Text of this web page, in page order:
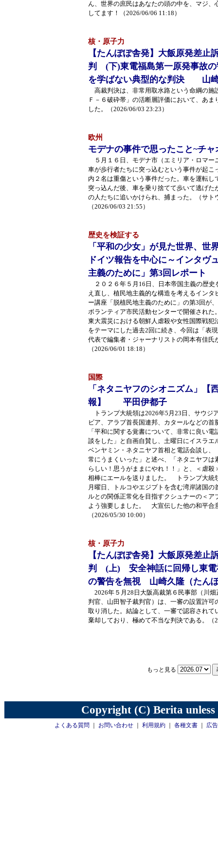
ん、世界の庶民はあなたの頭の中を、マジ、
してます！（2026/06/06 11:18）
核・原子力
【たんぽぽ舎発】大飯原発差止
判 (下)東電福島第一原発事故
を学ばない典型的な判決 山
高裁判決は、非常用取水路という命綱の施
Ｆ－６破砕帯」の活断層評価において、あ
した。（2026/06/03 23:23）
欧州
モデナの事件で思ったこと~チ
５月１６日、モデナ市（エミリア・ロマー
車が歩行者たちに突っ込むという事件が起こ
内２名は重傷という事件だった。車を運転し
突っ込んだ後、車を乗り捨てて歩いて逃げた
の人たちに追いかけられ、捕まった。（サト
（2026/06/03 21:55）
歴史を検証する
「平和の少女」が見た世界、世
ドイツ報告を中心に～インタヴ
主義のために」第3回レポート
２０２６年５月16日、日本帝国主義の歴史
え直し、植民地主義的な構造を考えるインタ
ー講座「脱植民地主義のために」の第3回が
ボランティア市民活動センターで開催された
東大震災における朝鮮人虐殺や女性国際戦犯
をテーマにした過去2回に続き、今回は「表
代表で編集者・ジャーナリストの岡本有佳氏
（2026/06/01 18:18）
国際
「ネタニヤフのシオニズム」【
報】 平田伊都子
トランプ大統領は2026年5月23日、サウジ
ビア、アラブ首長国連邦、カタールなどの首
「平和に関する覚書について、非常に良い電
談をした」と自画自賛し、土曜日にイスラエ
ベンヤミン・ネタニヤフ首相と電話会談し、
常にうまくいった」と述べ、「ネタニヤフは
らしい！思うがままにやれ！！」と、＜虐殺
相棒にエールを送りました。 トランプ大統
月曜日、トルコやエジプトを含む湾岸諸国の
ルとの関係正常化を目指すクシュナーの＜ア
よう強要しました。 大宣伝した他の和平合
（2026/05/30 10:00）
核・原子力
【たんぽぽ舎発】大飯原発差止
判 (上) 安全神話に回帰し東電
の警告を無視 山崎久隆（たん
2026年５月28日大阪高裁第６民事部（川畑
判官、山田智子裁判官）は、一審の設置許可
取り消した。結論として、一審で認容されて
棄却しており、極めて不当な判決である。（
もっと見る
Copyright (C) Berita unless
よくある質問 お問い合わせ 利用規約 各種文書 広